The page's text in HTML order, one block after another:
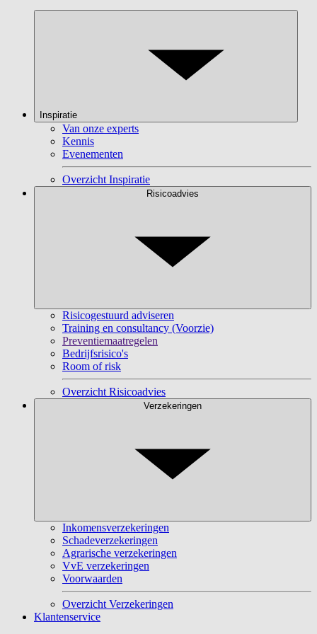
Inspiratie
Van onze experts
Kennis
Evenementen
Overzicht Inspiratie
Risicoadvies
Risicogestuurd adviseren
Training en consultancy (Voorzie)
Preventiemaatregelen
Bedrijfsrisico's
Room of risk
Overzicht Risicoadvies
Verzekeringen
Inkomensverzekeringen
Schadeverzekeringen
Agrarische verzekeringen
VvE verzekeringen
Voorwaarden
Overzicht Verzekeringen
Klantenservice